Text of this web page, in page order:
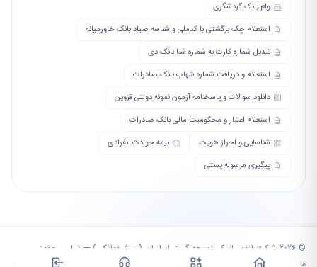
وام بانک گردشگری
استعلام چک برگشتی با کدملی و شناسه صیاد بانک خاورمیانه
تبدیل شماره کارت به شماره شبا بانک دی
استعلام و دریافت شماره شهاب بانک صادرات
دانلود سوالات و پاسخنامه آزمون نمونه دولتی قزوین
استعلام اعتبار و محکومیت مالی بانک صادرات
شناسایی و احراز هویت
بیمه حوادث انفرادی
پیگیری مرسوله پستی
© 2026 شرکت انفورماتیک توسعه گستر ایرانیان ( پیشخوانک ) — تمامی حقوق
محفوظ است.